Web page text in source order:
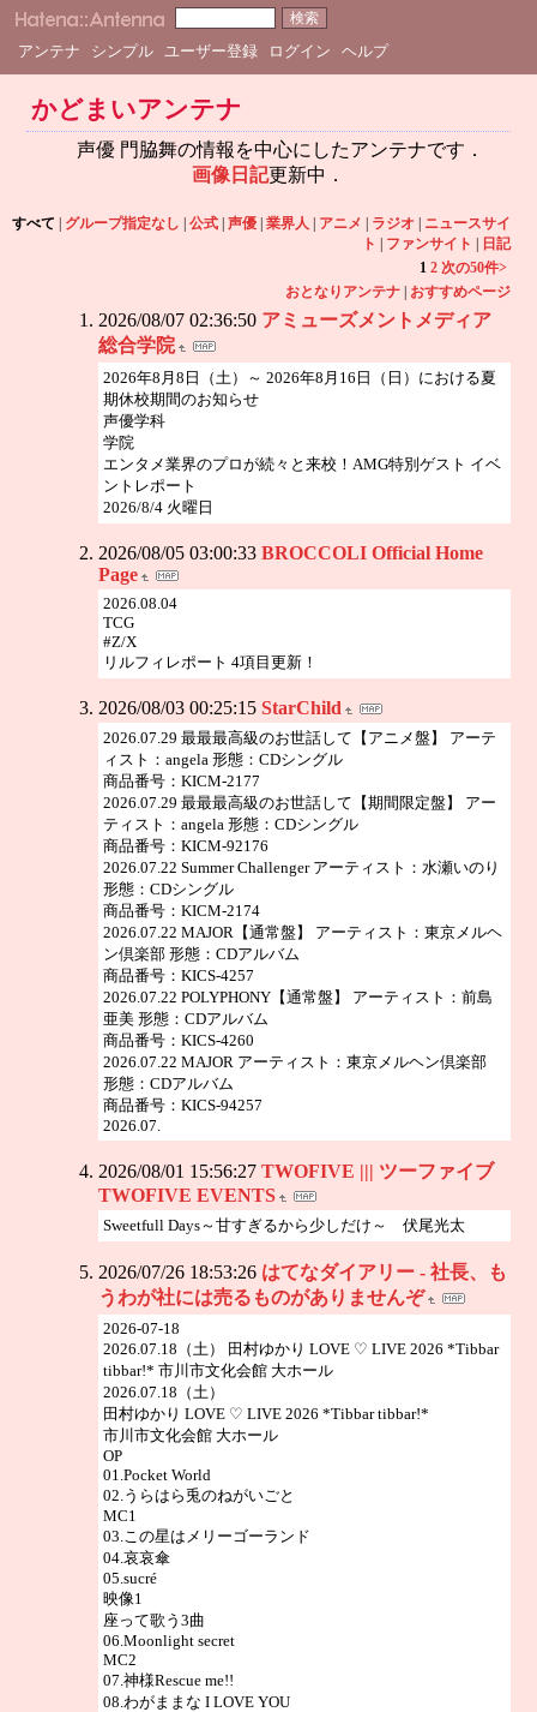
アンテナ シンプル ユーザー登録 ログイン ヘルプ
かどまいアンテナ
声優 門脇舞の情報を中心にしたアンテナです．
画像日記更新中．
すべて | グループ指定なし | 公式| 声優| 業界人 | アニメ | ラジオ | ニュースサイ
ト | ファンサイト | 日記
1 2 次の50件>
おとなりアンテナ| おすすめページ
2026/08/07 02:36:50 アミューズメントメディア
総合学院
2026年8月8日（土）～ 2026年8月16日（日）における夏
期休校期間のお知らせ
声優学科
学院
エンタメ業界のプロが続々と来校！AMG特別ゲスト イベ
ントレポート
2026/8/4 火曜日
2026/08/05 03:00:33 BROCCOLI Official Home
Page
2026.08.04
TCG
#Z/X
リルフィレポート 4項目更新！
2026/08/03 00:25:15 StarChild
2026.07.29 最最最高級のお世話して【アニメ盤】 アーテ
ィスト：angela 形態：CDシングル
商品番号：KICM-2177
2026.07.29 最最最高級のお世話して【期間限定盤】 アー
ティスト：angela 形態：CDシングル
商品番号：KICM-92176
2026.07.22 Summer Challenger アーティスト：水瀬いのり
形態：CDシングル
商品番号：KICM-2174
2026.07.22 MAJOR【通常盤】 アーティスト：東京メルヘ
ン倶楽部 形態：CDアルバム
商品番号：KICS-4257
2026.07.22 POLYPHONY【通常盤】 アーティスト：前島
亜美 形態：CDアルバム
商品番号：KICS-4260
2026.07.22 MAJOR アーティスト：東京メルヘン倶楽部
形態：CDアルバム
商品番号：KICS-94257
2026.07.
2026/08/01 15:56:27 TWOFIVE ||| ツーファイブ
TWOFIVE EVENTS
Sweetfull Days～甘すぎるから少しだけ～ 伏尾光太
2026/07/26 18:53:26 はてなダイアリー - 社長、も
うわが社には売るものがありませんぞ
2026-07-18
2026.07.18（土） 田村ゆかり LOVE ♡ LIVE 2026 *Tibbar
tibbar!* 市川市文化会館 大ホール
2026.07.18（土）
田村ゆかり LOVE ♡ LIVE 2026 *Tibbar tibbar!*
市川市文化会館 大ホール
OP
01.Pocket World
02.うらはら兎のねがいごと
MC1
03.この星はメリーゴーランド
04.哀哀傘
05.sucré
映像1
座って歌う3曲
06.Moonlight secret
MC2
07.神様Rescue me!!
08.わがままな I LOVE YOU